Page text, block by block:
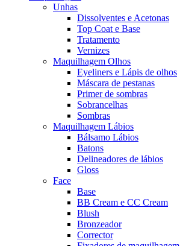
Unhas
Dissolventes e Acetonas
Top Coat e Base
Tratamento
Vernizes
Maquilhagem Olhos
Eyeliners e Lápis de olhos
Máscara de pestanas
Primer de sombras
Sobrancelhas
Sombras
Maquilhagem Lábios
Bálsamo Lábios
Batons
Delineadores de lábios
Gloss
Face
Base
BB Cream e CC Cream
Blush
Bronzeador
Corrector